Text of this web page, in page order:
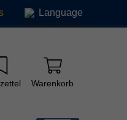
Language
Warenkorb